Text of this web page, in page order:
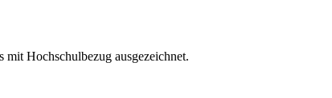
Hochschulbezug ausgezeichnet.